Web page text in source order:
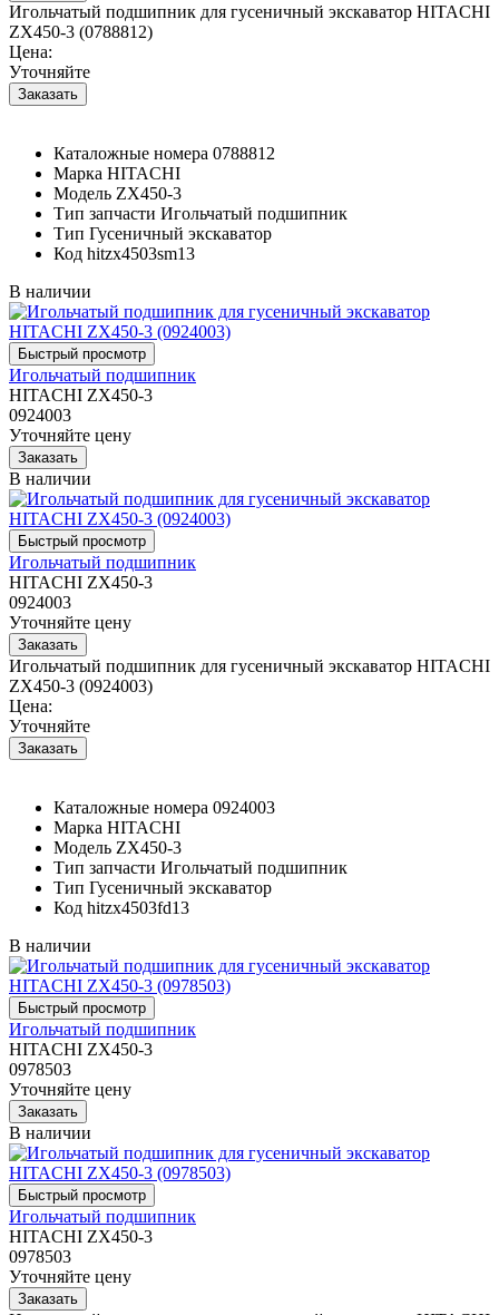
Игольчатый подшипник для гусеничный экскаватор HITACHI
ZX450-3 (0788812)
Цена:
Уточняйте
Каталожные номера 0788812
Марка HITACHI
Модель ZX450-3
Тип запчасти Игольчатый подшипник
Тип Гусеничный экскаватор
Код hitzx4503sm13
В наличии
Игольчатый подшипник
HITACHI ZX450-3
0924003
Уточняйте цену
В наличии
Игольчатый подшипник
HITACHI ZX450-3
0924003
Уточняйте цену
Игольчатый подшипник для гусеничный экскаватор HITACHI
ZX450-3 (0924003)
Цена:
Уточняйте
Каталожные номера 0924003
Марка HITACHI
Модель ZX450-3
Тип запчасти Игольчатый подшипник
Тип Гусеничный экскаватор
Код hitzx4503fd13
В наличии
Игольчатый подшипник
HITACHI ZX450-3
0978503
Уточняйте цену
В наличии
Игольчатый подшипник
HITACHI ZX450-3
0978503
Уточняйте цену